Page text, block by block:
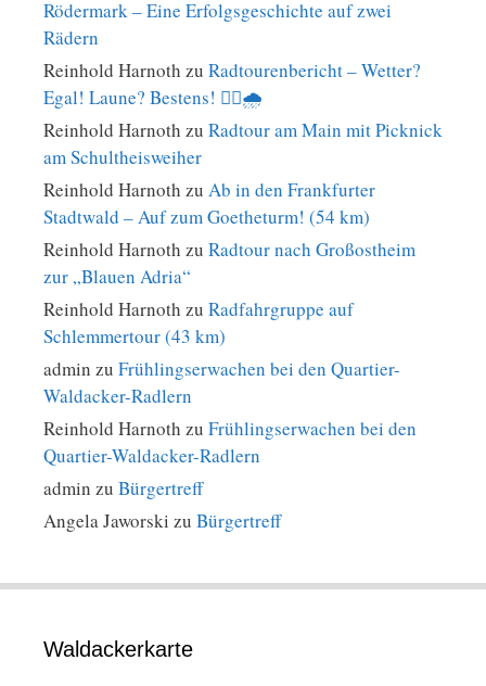
Rödermark – Eine Erfolgsgeschichte auf zwei
Rädern
Reinhold Harnoth zu Radtourenbericht – Wetter?
Egal! Laune? Bestens! 🚴‍♀️🌧️
Reinhold Harnoth zu Radtour am Main mit Picknick
am Schultheisweiher
Reinhold Harnoth zu Ab in den Frankfurter
Stadtwald – Auf zum Goetheturm! (54 km)
Reinhold Harnoth zu Radtour nach Großostheim
zur „Blauen Adria“
Reinhold Harnoth zu Radfahrgruppe auf
Schlemmertour (43 km)
admin zu Frühlingserwachen bei den Quartier-
Waldacker-Radlern
Reinhold Harnoth zu Frühlingserwachen bei den
Quartier-Waldacker-Radlern
admin zu Bürgertreff
Angela Jaworski zu Bürgertreff
Waldackerkarte